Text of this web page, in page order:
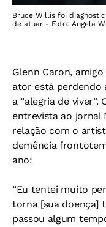
Bruce Willis foi
de atuar - Foto: Angela
Glenn Caron,
ator está perdendo
a “alegria de
entrevista ao jornal
relação com o
demência
ano:
“Eu tentei muito
torna [sua doença]
passou algum